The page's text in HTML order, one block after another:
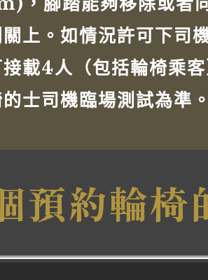
上。如情況許可下司
接載4人（包括輪椅乘
士司機臨場測試為準。
預約輪椅